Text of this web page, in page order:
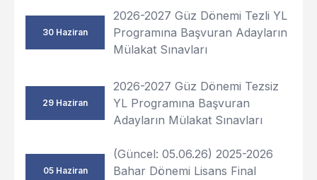
30 Haziran
2026-2027 Güz Dönemi Tezli YL
Programına Başvuran Adayların
Mülakat Sınavları
29 Haziran
2026-2027 Güz Dönemi Tezsiz
YL Programına Başvuran
Adayların Mülakat Sınavları
05 Haziran
(Güncel: 05.06.26) 2025-2026
Bahar Dönemi Lisans Final